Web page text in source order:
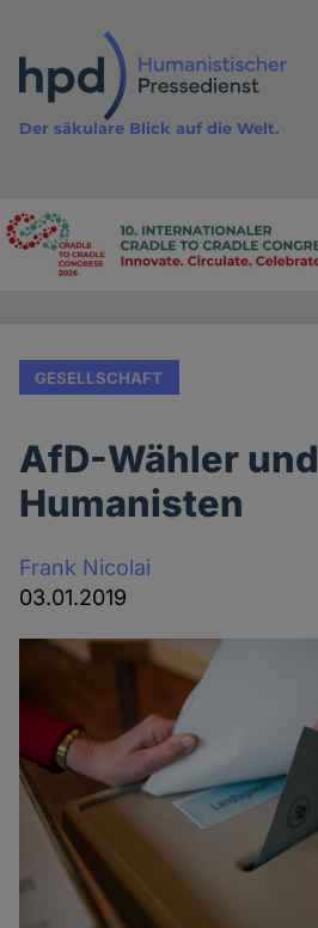
Inhalt
Der säkulare Blick auf die Welt.
Advertising
GESELLSCHAFT
AfD-Wähler und
Humanisten
Frank Nicolai
03.01.2019